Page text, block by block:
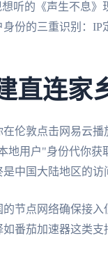
听的《声生不息
份的三重识别：IP
直连家
伦敦点击网易云
地用户"身份代你
中国大陆地区的访
节点网络确保接
番茄加速器这类支